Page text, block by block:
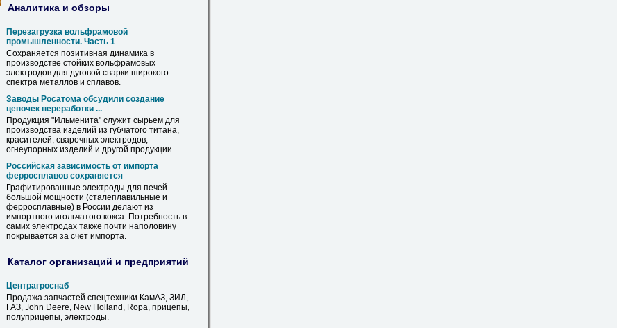
Аналитика и обзоры
Перезагрузка вольфрамовой
промышленности. Часть 1
Сохраняется позитивная динамика в
производстве стойких вольфрамовых
электродов для дуговой сварки широкого
спектра металлов и сплавов.
Заводы Росатома обсудили создание
цепочек переработки ...
Продукция "Ильменита" служит сырьем для
производства изделий из губчатого титана,
красителей, сварочных электродов,
огнеупорных изделий и другой продукции.
Российская зависимость от импорта
ферросплавов сохраняется
Графитированные электроды для печей
большой мощности (сталеплавильные и
ферросплавные) в России делают из
импортного игольчатого кокса. Потребность в
самих электродах также почти наполовину
покрывается за счет импорта.
Каталог организаций и предприятий
Центрагроснаб
Продажа запчастей спецтехники КамАЗ, ЗИЛ,
ГАЗ, John Deere, New Holland, Ropa, прицепы,
полуприцепы, электроды.